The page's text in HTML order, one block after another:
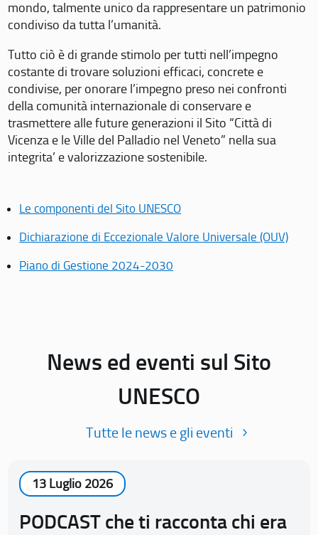
mondo, talmente unico da rappresentare un patrimonio
condiviso da tutta l’umanità.
Tutto ciò è di grande stimolo per tutti nell’impegno
costante di trovare soluzioni efficaci, concrete e
condivise, per onorare l’impegno preso nei confronti
della comunità internazionale di conservare e
trasmettere alle future generazioni il Sito “Città di
Vicenza e le Ville del Palladio nel Veneto” nella sua
integrita’ e valorizzazione sostenibile.
Le componenti del Sito UNESCO
Dichiarazione di Eccezionale Valore Universale (OUV)
Piano di Gestione 2024-2030
News ed eventi sul Sito
UNESCO
Tutte le news e gli eventi
13 Luglio 2026
PODCAST che ti racconta chi era